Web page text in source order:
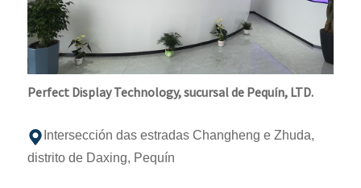
Perfect Display Technology, sucursal de Pequín, LTD.
Intersección das estradas Changheng e Zhuda,
distrito de Daxing, Pequín